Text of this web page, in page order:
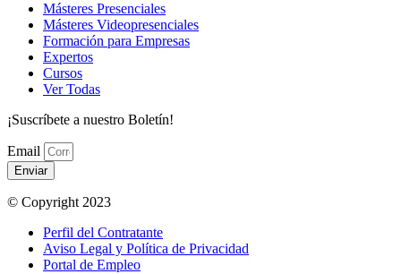
Másteres Presenciales
Másteres Videopresenciales
Formación para Empresas
Expertos
Cursos
Ver Todas
¡Suscríbete a nuestro Boletín!
Email
Enviar
© Copyright 2023
Perfil del Contratante
Aviso Legal y Política de Privacidad
Portal de Empleo